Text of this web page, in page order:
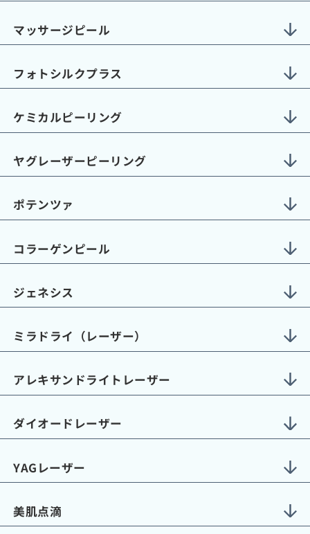
マッサージピール
フォトシルクプラス
ケミカルピーリング
ヤグレーザーピーリング
ポテンツァ
コラーゲンピール
ジェネシス
ミラドライ（レーザー）
アレキサンドライトレーザー
ダイオードレーザー
YAGレーザー
美肌点滴